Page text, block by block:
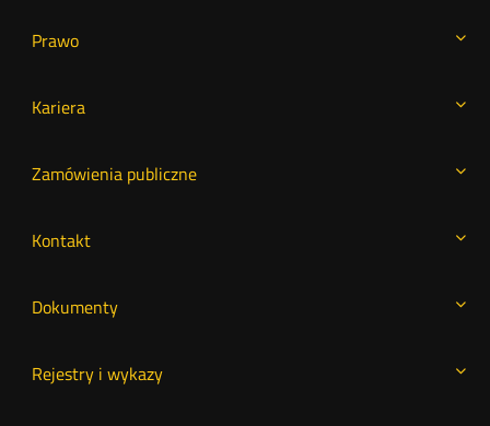
Prawo
Kariera
Zamówienia publiczne
Kontakt
Dokumenty
Rejestry i wykazy